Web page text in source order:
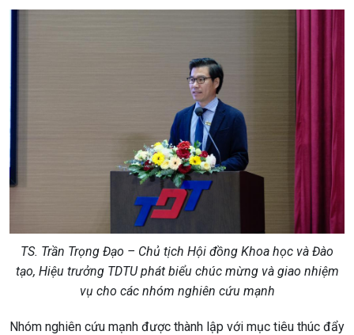
TS. Trần Trọng Đạo – Chủ tịch Hội đồng Khoa học và Đào
tạo, Hiệu trưởng TDTU phát biểu chúc mừng và giao nhiệm
vụ cho các nhóm nghiên cứu mạnh
Nhóm nghiên cứu mạnh được thành lập với mục tiêu thúc đẩy